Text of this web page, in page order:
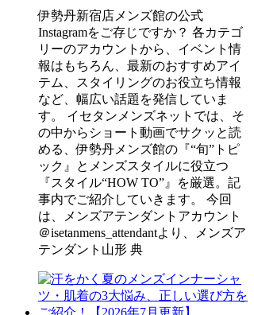
伊勢丹新宿店メンズ館の公式
Instagramをご存じですか？ 各カテゴ
リーのアカウントから、イベント情
報はもちろん、最新のおすすめアイ
テム、スタイリングのお役立ち情報
など、幅広い話題を発信していま
す。 イセタンメンズネットでは、そ
の中からショート動画でサクッと読
める、伊勢丹メンズ館の『“旬”トピ
ック』とメンズスタイルに役立つ
『スタイル“HOW TO”』を厳選。記
事内でご紹介していきます。 今回
は、メンズアテンダントアカウント
＠isetanmens_attendantより、メンズア
テンダント山形 典